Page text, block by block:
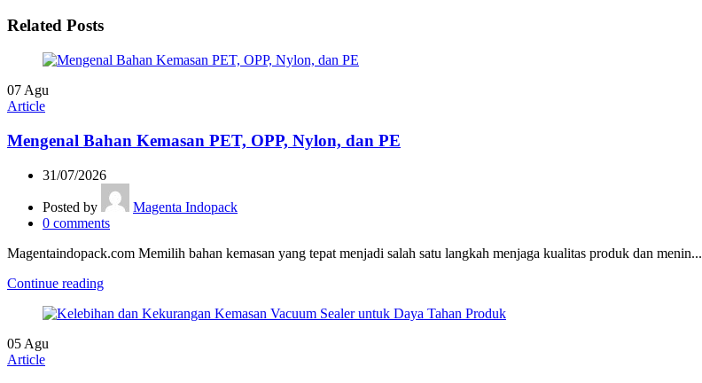
Related Posts
07 Agu
Article
Mengenal Bahan Kemasan PET, OPP, Nylon, dan PE
31/07/2026
Posted by
Magenta Indopack
0 comments
Magentaindopack.com Memilih bahan kemasan yang tepat menjadi salah satu langkah menjaga kualitas produk dan menin...
Continue reading
05 Agu
Article